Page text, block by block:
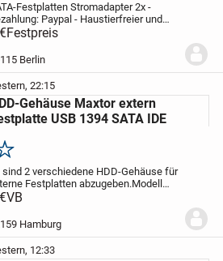
Festplatten Stromadapter 2x-
Paypal - Haustierfreier und
Haushalt
am selben Tag, wenn die Post noch
hat- Mengenrabatt beim Kauf...
Festpreis
Berlin
22:15
Gehäuse Maxtor extern
USB 1394 SATA IDE
Merken
sind 2 verschiedene HDD-Gehäuse für
Festplatten abzugeben.Modell
Touch II Maxtor PTE mit USB und 2x
sind in einem sehr guten Zustand
voll...
VB
Hamburg
12:33